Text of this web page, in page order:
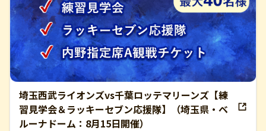
埼玉西武ライオンズvs千葉ロッテマリーンズ【練
習見学会＆ラッキーセブン応援隊】（埼玉県・ベ
ルーナドーム：8月15日開催）